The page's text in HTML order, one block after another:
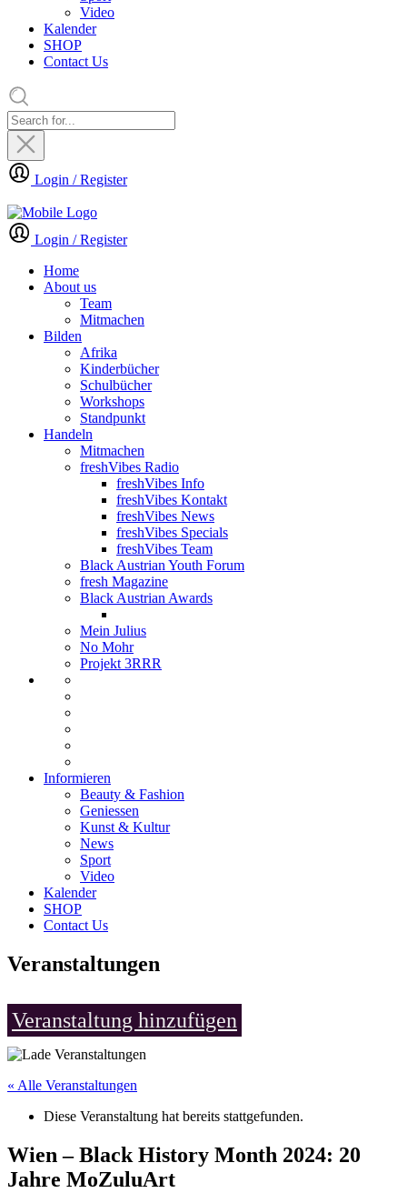
Video
Kalender
SHOP
Contact Us
Login / Register
Login / Register
Home
About us
Team
Mitmachen
Bilden
Afrika
Kinderbücher
Schulbücher
Workshops
Standpunkt
Handeln
Mitmachen
freshVibes Radio
freshVibes Info
freshVibes Kontakt
freshVibes News
freshVibes Specials
freshVibes Team
Black Austrian Youth Forum
fresh Magazine
Black Austrian Awards
Mein Julius
No Mohr
Projekt 3RRR
Informieren
Beauty & Fashion
Geniessen
Kunst & Kultur
News
Sport
Video
Kalender
SHOP
Contact Us
Veranstaltungen
Veranstaltung hinzufügen
« Alle Veranstaltungen
Diese Veranstaltung hat bereits stattgefunden.
Wien – Black History Month 2024: 20
Jahre MoZuluArt